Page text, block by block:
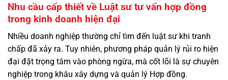
Nhu cầu cấp thiết về Luật sư tư vấn hợp đồng
trong kinh doanh hiện đại
Nhiều doanh nghiệp thường chỉ tìm đến luật sư khi tranh
chấp đã xảy ra. Tuy nhiên, phương pháp quản lý rủi ro hiện
đại đặt trọng tâm vào phòng ngừa, mà cốt lõi là sự chuyên
nghiệp trong khâu xây dựng và quản lý Hợp đồng.